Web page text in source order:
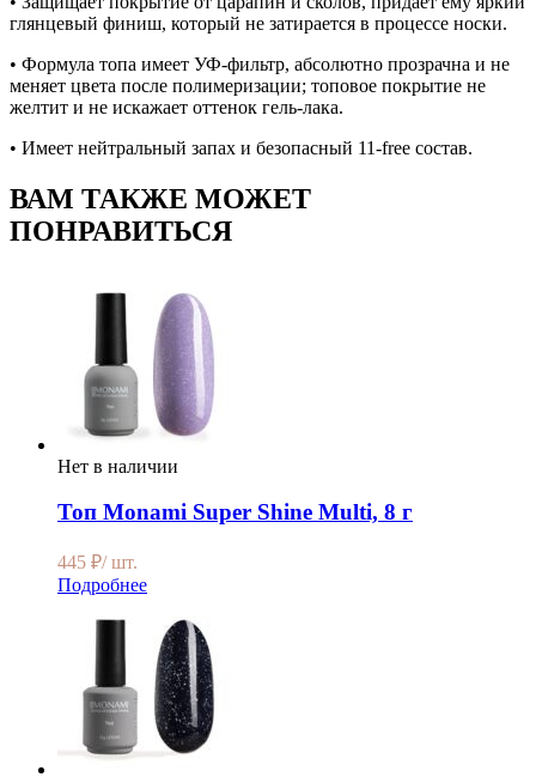
глянцевый финиш, который не затирается в процессе носки.
• Формула топа имеет УФ-фильтр, абсолютно прозрачна и не
меняет цвета после полимеризации; топовое покрытие не
желтит и не искажает оттенок гель-лака.
• Имеет нейтральный запах и безопасный 11-free состав.
ВАМ ТАКЖЕ МОЖЕТ
ПОНРАВИТЬСЯ
Нет в наличии
Топ Monami Super Shine Мulti, 8 г
445 ₽/ шт.
Подробнее